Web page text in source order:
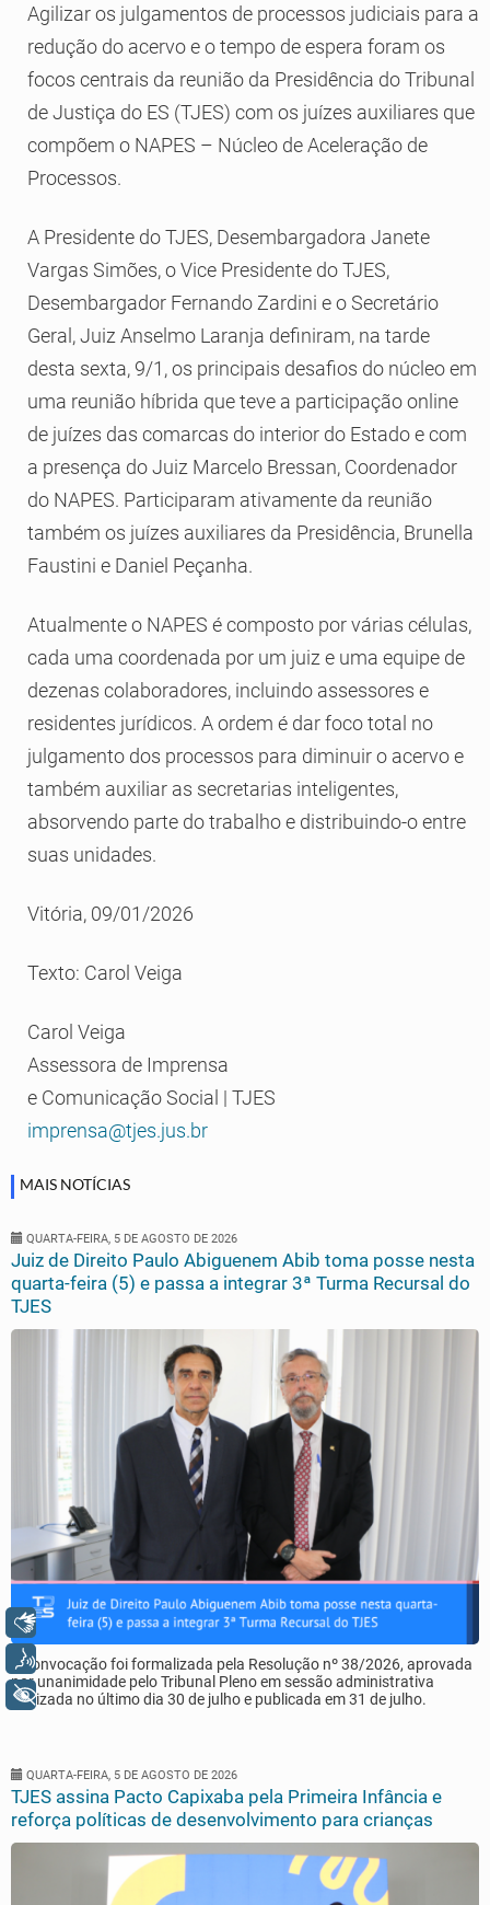
Agilizar os julgamentos de processos judiciais para a
redução do acervo e o tempo de espera foram os
focos centrais da reunião da Presidência do Tribunal
de Justiça do ES (TJES) com os juízes auxiliares que
compõem o NAPES – Núcleo de Aceleração de
Processos.
A Presidente do TJES, Desembargadora Janete
Vargas Simões, o Vice Presidente do TJES,
Desembargador Fernando Zardini e o Secretário
Geral, Juiz Anselmo Laranja definiram, na tarde
desta sexta, 9/1, os principais desafios do núcleo em
uma reunião híbrida que teve a participação online
de juízes das comarcas do interior do Estado e com
a presença do Juiz Marcelo Bressan, Coordenador
do NAPES. Participaram ativamente da reunião
também os juízes auxiliares da Presidência, Brunella
Faustini e Daniel Peçanha.
Atualmente o NAPES é composto por várias células,
cada uma coordenada por um juiz e uma equipe de
dezenas colaboradores, incluindo assessores e
residentes jurídicos. A ordem é dar foco total no
julgamento dos processos para diminuir o acervo e
também auxiliar as secretarias inteligentes,
absorvendo parte do trabalho e distribuindo-o entre
suas unidades.
Vitória, 09/01/2026
Texto: Carol Veiga
Carol Veiga
Assessora de Imprensa
e Comunicação Social | TJES
imprensa@tjes.jus.br
MAIS NOTÍCIAS
QUARTA-FEIRA, 5 DE AGOSTO DE 2026
Juiz de Direito Paulo Abiguenem Abib toma posse nesta
quarta-feira (5) e passa a integrar 3ª Turma Recursal do
TJES
A convocação foi formalizada pela Resolução nº 38/2026, aprovada
por unanimidade pelo Tribunal Pleno em sessão administrativa
realizada no último dia 30 de julho e publicada em 31 de julho.
QUARTA-FEIRA, 5 DE AGOSTO DE 2026
TJES assina Pacto Capixaba pela Primeira Infância e
reforça políticas de desenvolvimento para crianças
Libras
Voz
+ Acessibilidade